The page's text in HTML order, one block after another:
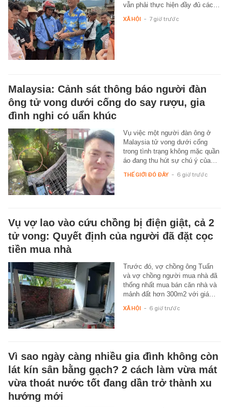
vẫn phải thực hiện đầy đủ các…
XÃ HỘI - 7 giờ trước
Malaysia: Cảnh sát thông báo người đàn
ông tử vong dưới cống do say rượu, gia
đình nghi có uẩn khúc
Vụ việc một người đàn ông ở
Malaysia tử vong dưới cống
trong tình trạng không mặc quần
áo đang thu hút sự chú ý của…
THẾ GIỚI ĐÓ ĐÂY - 6 giờ trước
Vụ vợ lao vào cứu chồng bị điện giật, cả 2
tử vong: Quyết định của người đã đặt cọc
tiền mua nhà
Trước đó, vợ chồng ông Tuấn
và vợ chồng người mua nhà đã
thống nhất mua bán căn nhà và
mảnh đất hơn 300m2 với giá…
XÃ HỘI - 6 giờ trước
Vì sao ngày càng nhiều gia đình không còn
lát kín sân bằng gạch? 2 cách làm vừa mát
vừa thoát nước tốt đang dần trở thành xu
hướng mới